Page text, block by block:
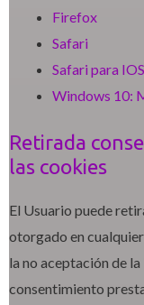
Firefox
Safari
Safari para IOS
Windows 10:
Retirada
las cookies
El Usuario puede
otorgado en
la no aceptación de
consentimiento